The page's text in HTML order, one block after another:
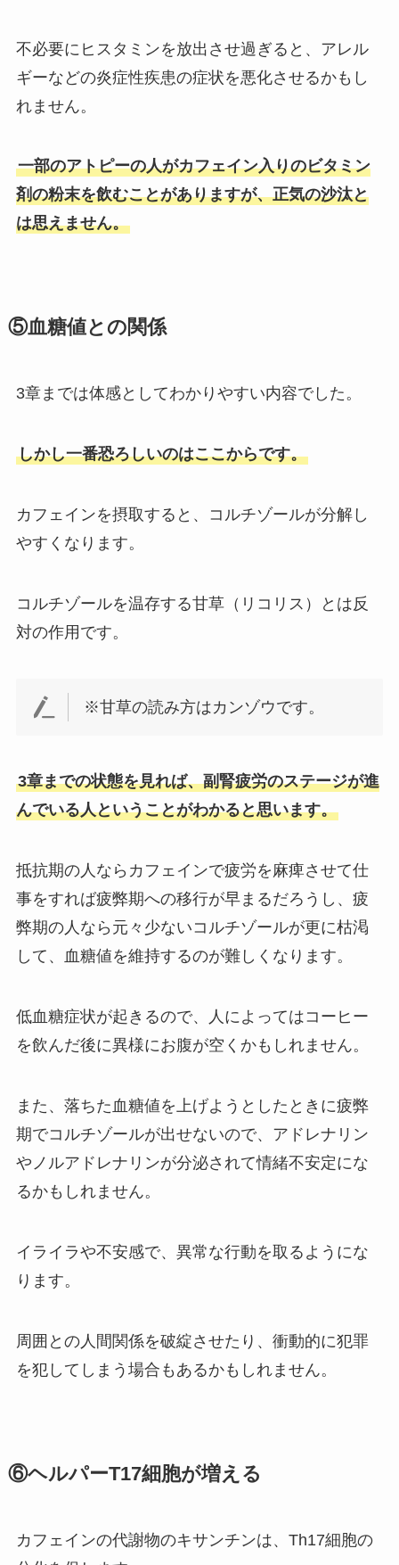
不必要にヒスタミンを放出させ過ぎると、アレル
ギーなどの炎症性疾患の症状を悪化させるかもし
れません。
一部のアトピーの人がカフェイン入りのビタミン
剤の粉末を飲むことがありますが、正気の沙汰と
は思えません。
⑤血糖値との関係
3章までは体感としてわかりやすい内容でした。
しかし一番恐ろしいのはここからです。
カフェインを摂取すると、コルチゾールが分解し
やすくなります。
コルチゾールを温存する甘草（リコリス）とは反
対の作用です。
※甘草の読み方はカンゾウです。
3章までの状態を見れば、副腎疲労のステージが進
んでいる人ということがわかると思います。
抵抗期の人ならカフェインで疲労を麻痺させて仕
事をすれば疲弊期への移行が早まるだろうし、疲
弊期の人なら元々少ないコルチゾールが更に枯渇
して、血糖値を維持するのが難しくなります。
低血糖症状が起きるので、人によってはコーヒー
を飲んだ後に異様にお腹が空くかもしれません。
また、落ちた血糖値を上げようとしたときに疲弊
期でコルチゾールが出せないので、アドレナリン
やノルアドレナリンが分泌されて情緒不安定にな
るかもしれません。
イライラや不安感で、異常な行動を取るようにな
ります。
周囲との人間関係を破綻させたり、衝動的に犯罪
を犯してしまう場合もあるかもしれません。
⑥ヘルパーT17細胞が増える
カフェインの代謝物のキサンチンは、Th17細胞の